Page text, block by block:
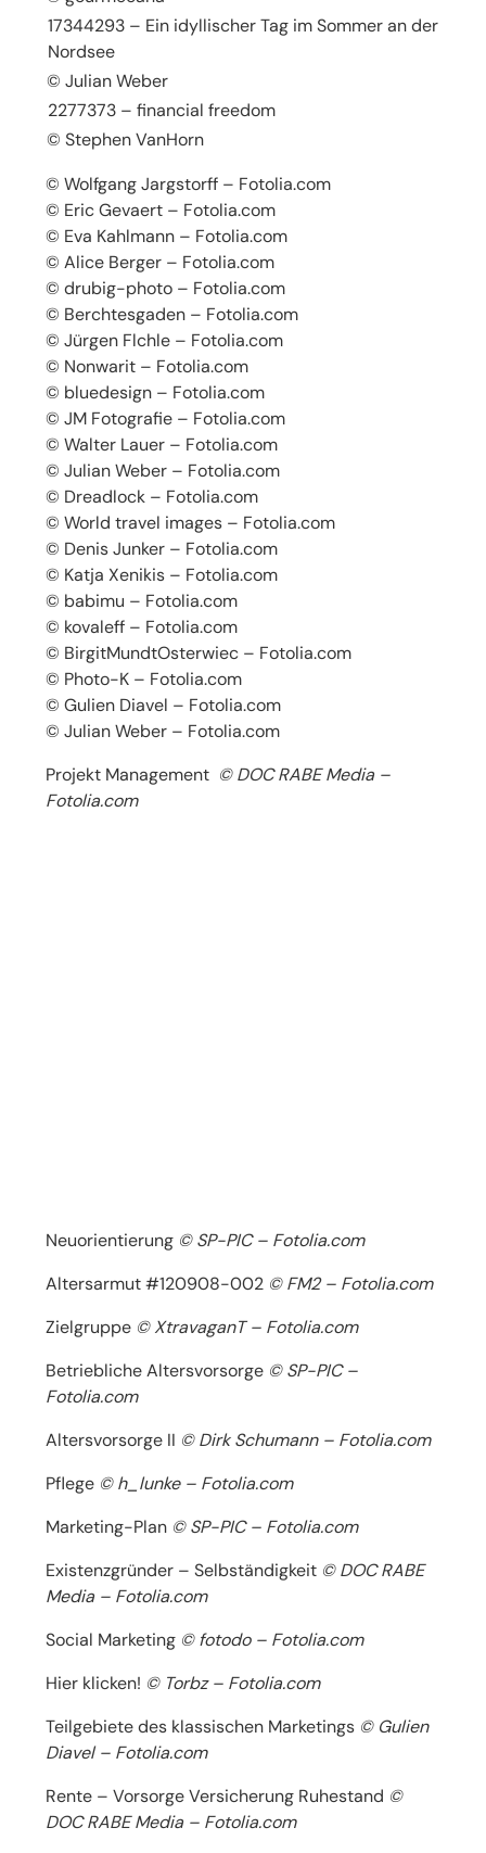
17344293 – Ein idyllischer Tag im Sommer an der
Nordsee
© Julian Weber
2277373 – financial freedom
© Stephen VanHorn
© Wolfgang Jargstorff – Fotolia.com
© Eric Gevaert – Fotolia.com
© Eva Kahlmann – Fotolia.com
© Alice Berger – Fotolia.com
© drubig-photo – Fotolia.com
© Berchtesgaden – Fotolia.com
© Jürgen Flchle – Fotolia.com
© Nonwarit – Fotolia.com
© bluedesign – Fotolia.com
© JM Fotografie – Fotolia.com
© Walter Lauer – Fotolia.com
© Julian Weber – Fotolia.com
© Dreadlock – Fotolia.com
© World travel images – Fotolia.com
© Denis Junker – Fotolia.com
© Katja Xenikis – Fotolia.com
© babimu – Fotolia.com
© kovaleff – Fotolia.com
© BirgitMundtOsterwiec – Fotolia.com
© Photo-K – Fotolia.com
© Gulien Diavel – Fotolia.com
© Julian Weber – Fotolia.com
Projekt Management © DOC RABE Media –
Fotolia.com
Neuorientierung © SP-PIC – Fotolia.com
Altersarmut #120908-002 © FM2 – Fotolia.com
Zielgruppe © XtravaganT – Fotolia.com
Betriebliche Altersvorsorge © SP-PIC –
Fotolia.com
Altersvorsorge II © Dirk Schumann – Fotolia.com
Pflege © h_lunke – Fotolia.com
Marketing-Plan © SP-PIC – Fotolia.com
Existenzgründer – Selbständigkeit © DOC RABE
Media – Fotolia.com
Social Marketing © fotodo – Fotolia.com
Hier klicken! © Torbz – Fotolia.com
Teilgebiete des klassischen Marketings © Gulien
Diavel – Fotolia.com
Rente – Vorsorge Versicherung Ruhestand ©
DOC RABE Media – Fotolia.com